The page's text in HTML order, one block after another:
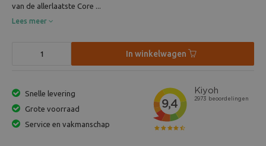
van de allerlaatste Core ...
Lees meer
In winkelwagen
Snelle levering
Grote voorraad
Service en vakmanschap